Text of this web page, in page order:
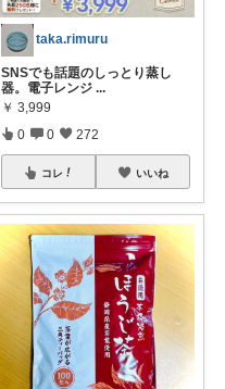
taka.rimuru
SNSでも話題のしっとり蒸し
器。電子レンジ ...
￥ 3,999
0 0 272
コレ いいね